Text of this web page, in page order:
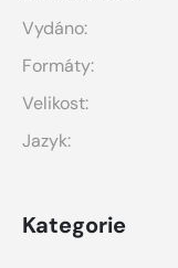
Vydáno:
Formáty:
Velikost:
Jazyk:
Kategorie